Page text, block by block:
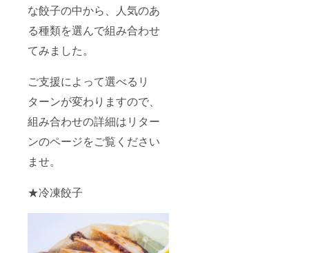
な餃子の中から、人気のあ
る種類を選んで組み合わせ
てみました。
ご支援によって選べるリ
ターンが変わりますので、
組み合わせの詳細はリター
ンのページをご覧ください
ませ。
★冷凍餃子